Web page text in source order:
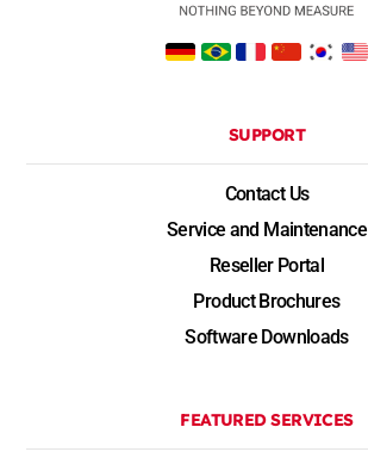
SUPPORT
Contact Us
Service and Maintenance
Reseller Portal
Product Brochures
Software Downloads
FEATURED SERVICES